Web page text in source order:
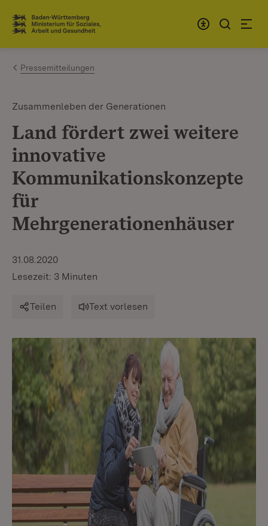
Zum Inhalt springen
Link zur Startseite
Pressemitteilungen
Zusammenleben der Generationen
Land fördert zwei weitere
innovative
Kommunikationskonzepte
für
Mehrgenerationenhäuser
31.08.2020
Lesezeit: 3 Minuten
Teilen Text vorlesen